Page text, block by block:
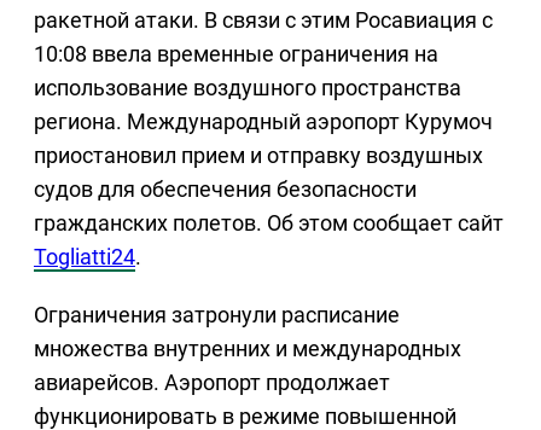
ракетной атаки. В связи с этим Росавиация с
10:08 ввела временные ограничения на
использование воздушного пространства
региона. Международный аэропорт Курумоч
приостановил прием и отправку воздушных
судов для обеспечения безопасности
гражданских полетов. Об этом сообщает сайт
Togliatti24.
Ограничения затронули расписание
множества внутренних и международных
авиарейсов. Аэропорт продолжает
функционировать в режиме повышенной